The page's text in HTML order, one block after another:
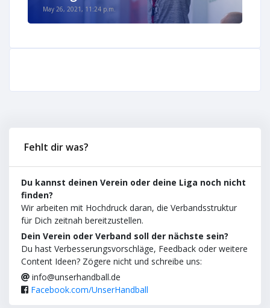
May 26, 2021, 11:24 p.m.
Fehlt dir was?
Du kannst deinen Verein oder deine Liga noch nicht
finden?
Wir arbeiten mit Hochdruck daran, die Verbandsstruktur
für Dich zeitnah bereitzustellen.
Dein Verein oder Verband soll der nächste sein?
Du hast Verbesserungsvorschläge, Feedback oder weitere
Content Ideen? Zögere nicht und schreibe uns:
info@unserhandball.de
Facebook.com/UnserHandball